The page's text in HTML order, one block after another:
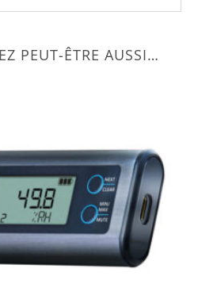
PEUT-ÊTRE AUSSI…